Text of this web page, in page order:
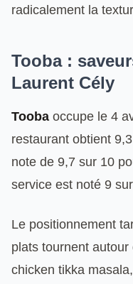
radicalement la
Tooba :
Laurent Cély
Tooba occupe le 4
restaurant obtient
note de 9,7 sur 10
service est noté 9
Le positionnement
plats tournent
chicken tikka